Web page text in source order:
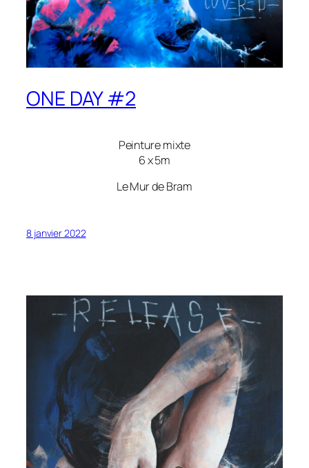
ONE DAY #2
Peinture mixte
6 x 5m
Le Mur de Bram
8 janvier 2022